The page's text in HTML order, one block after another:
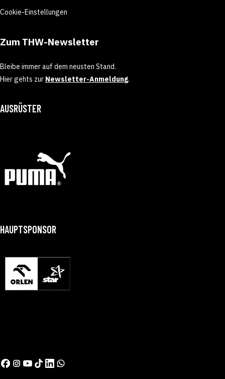
Cookie-Einstellungen
Zum THW-Newsletter
Bleibe immer auf dem neusten Stand.
Hier gehts zur Newsletter-Anmeldung.
AUSRÜSTER
HAUPTSPONSOR